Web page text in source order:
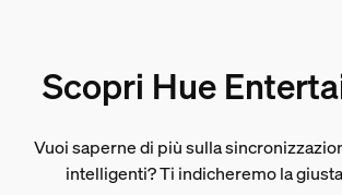
Scopri Hue
Vuoi saperne di più sulla
intelligenti? Ti indicheremo la